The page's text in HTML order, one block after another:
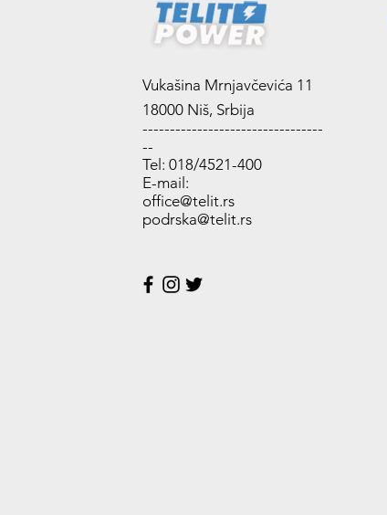
Vukašina Mrnjavčevića 11
18000 Niš, Srbija
---------------------------------
--
Tel: 018/4521-400
E-mail:
office@telit.rs
podrska@telit.rs